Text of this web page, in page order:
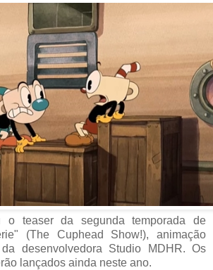
o teaser da segunda temporada de
(The Cuphead Show!), animação
desenvolvedora Studio MDHR. Os
lançados ainda neste ano.